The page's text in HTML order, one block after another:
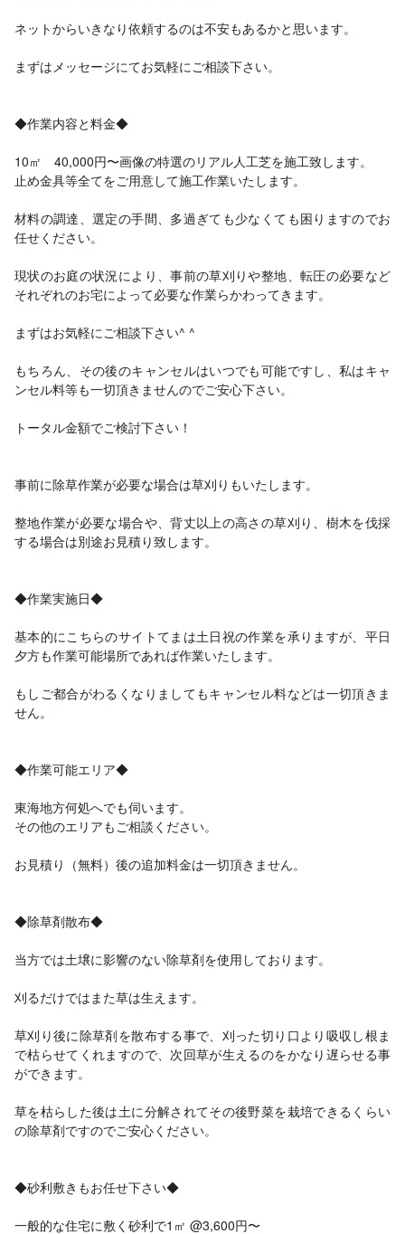
ネットからいきなり依頼するのは不安もあるかと思います。
まずはメッセージにてお気軽にご相談下さい。
◆作業内容と料金◆
10㎡ 40,000円〜画像の特選のリアル人工芝を施工致します。
止め金具等全てをご用意して施工作業いたします。
材料の調達、選定の手間、多過ぎても少なくても困りますのでお
任せください。
現状のお庭の状況により、事前の草刈りや整地、転圧の必要など
それぞれのお宅によって必要な作業らかわってきます。
まずはお気軽にご相談下さい^ ^
もちろん、その後のキャンセルはいつでも可能ですし、私はキャ
ンセル料等も一切頂きませんのでご安心下さい。
トータル金額でご検討下さい！
事前に除草作業が必要な場合は草刈りもいたします。
整地作業が必要な場合や、背丈以上の高さの草刈り、樹木を伐採
する場合は別途お見積り致します。
◆作業実施日◆
基本的にこちらのサイトてまは土日祝の作業を承りますが、平日
夕方も作業可能場所であれば作業いたします。
もしご都合がわるくなりましてもキャンセル料などは一切頂きま
せん。
◆作業可能エリア◆
東海地方何処へでも伺います。
その他のエリアもご相談ください。
お見積り（無料）後の追加料金は一切頂きません。
◆除草剤散布◆
当方では土壌に影響のない除草剤を使用しております。
刈るだけではまた草は生えます。
草刈り後に除草剤を散布する事で、刈った切り口より吸収し根ま
で枯らせてくれますので、次回草が生えるのをかなり遅らせる事
ができます。
草を枯らした後は土に分解されてその後野菜を栽培できるくらい
の除草剤ですのでご安心ください。
◆砂利敷きもお任せ下さい◆
一般的な住宅に敷く砂利で1㎡ @3,600円〜